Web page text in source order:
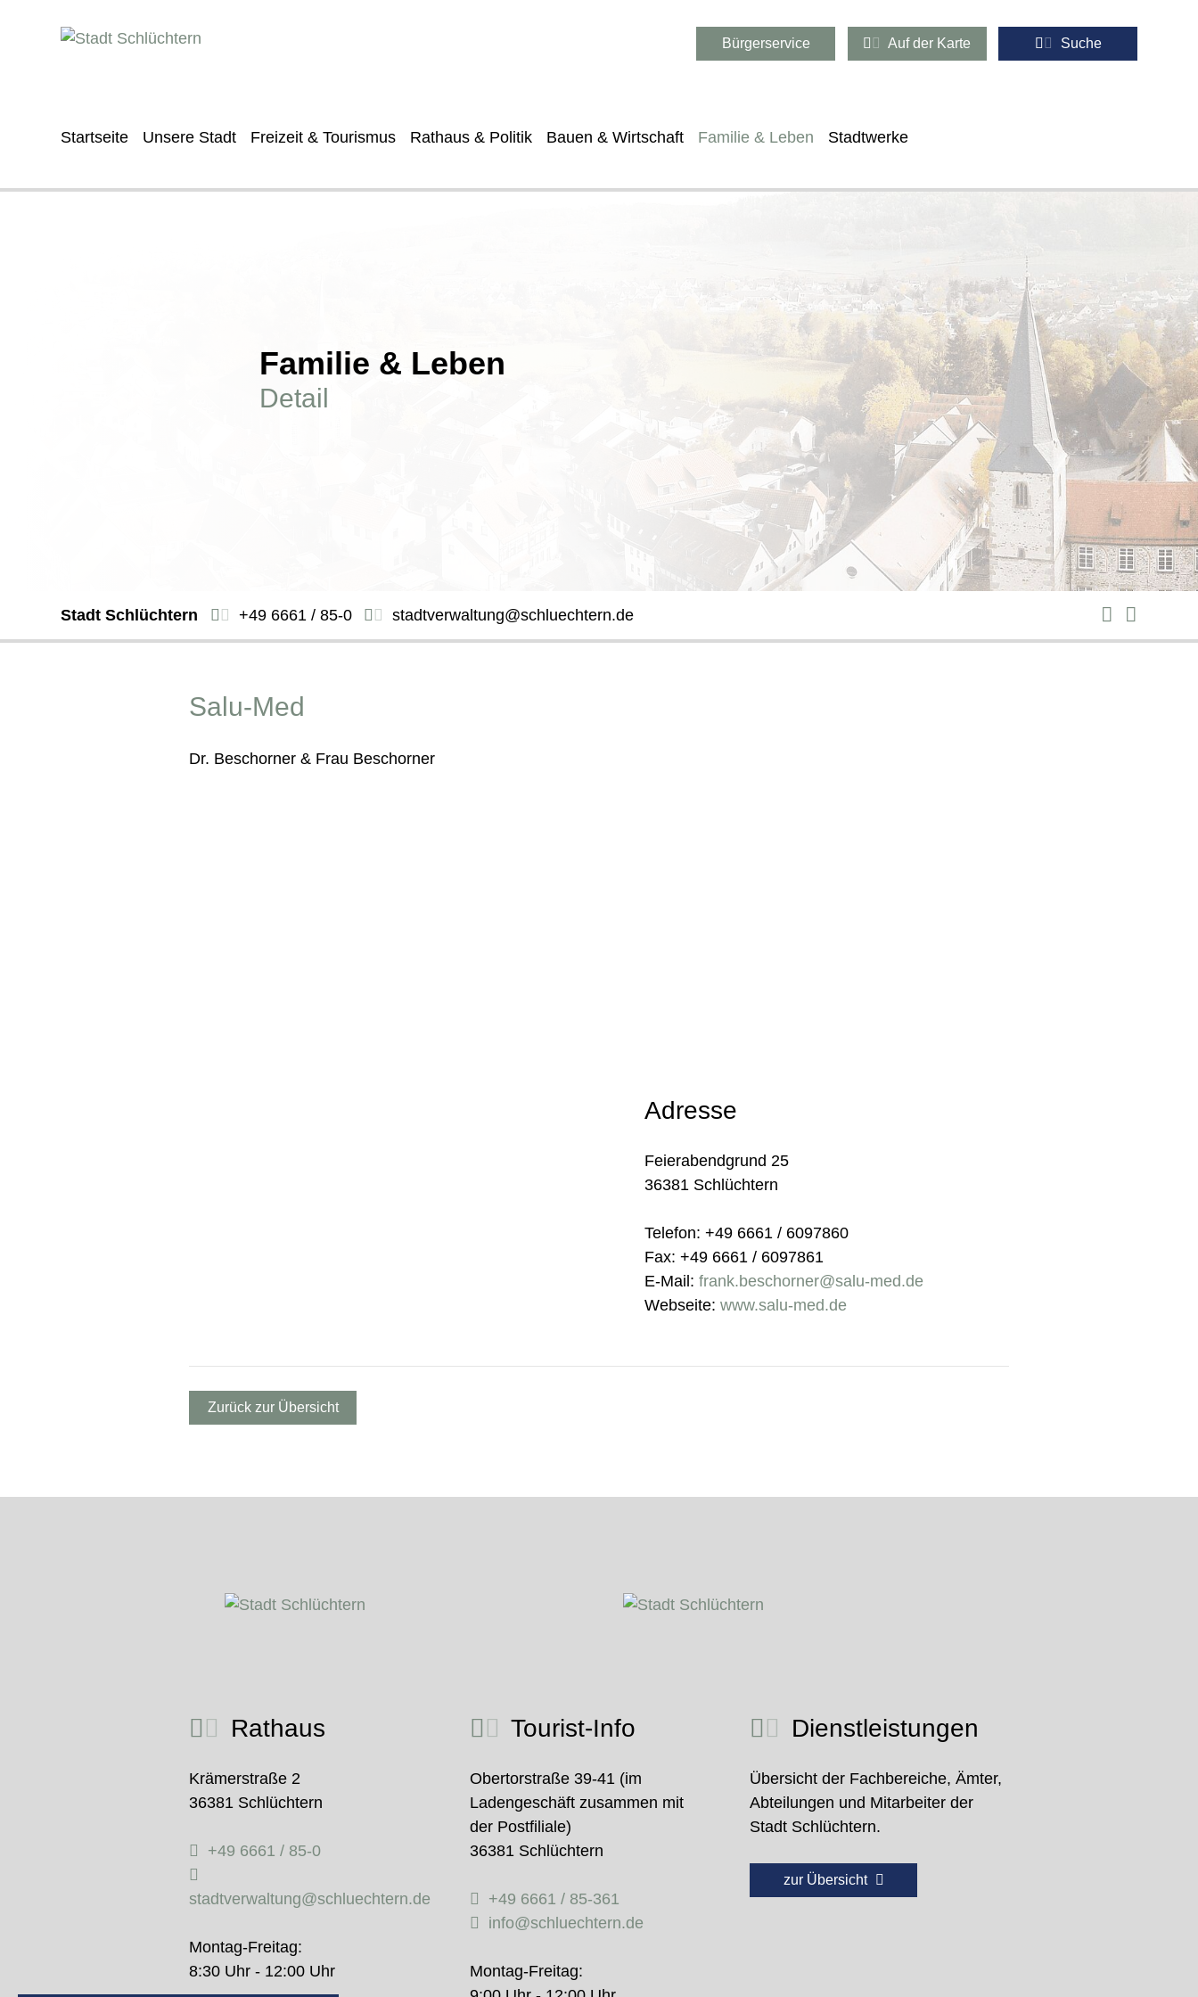
Bürgerservice Auf der Karte Suche
Startseite Unsere Stadt Freizeit & Tourismus Rathaus & Politik Bauen & Wirtschaft Familie & Leben Stadtwerke
Familie & Leben
Detail
Stadt Schlüchtern +49 6661 / 85-0 stadtverwaltung@schluechtern.de
Salu-Med
Dr. Beschorner & Frau Beschorner
Adresse
Feierabendgrund 25
36381 Schlüchtern
Telefon: +49 6661 / 6097860
Fax: +49 6661 / 6097861
E-Mail:frank.beschorner@salu-med.de
Webseite:www.salu-med.de
Zurück zur Übersicht
Rathaus
Krämerstraße 2
36381 Schlüchtern
+49 6661 / 85-0
stadtverwaltung@schluechtern.de
Montag-Freitag:
8:30 Uhr - 12:00 Uhr
Tourist-Info
Obertorstraße 39-41 (im
Ladengeschäft zusammen mit
der Postfiliale)
36381 Schlüchtern
+49 6661 / 85-361
info@schluechtern.de
Montag-Freitag:
Dienstleistungen
Übersicht der Fachbereiche, Ämter,
Abteilungen und Mitarbeiter der
Stadt Schlüchtern.
zur Übersicht